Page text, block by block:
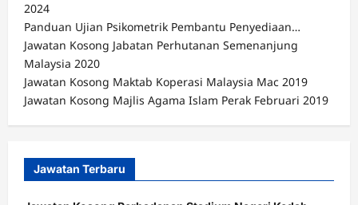
2024
Panduan Ujian Psikometrik Pembantu Penyediaan…
Jawatan Kosong Jabatan Perhutanan Semenanjung
Malaysia 2020
Jawatan Kosong Maktab Koperasi Malaysia Mac 2019
Jawatan Kosong Majlis Agama Islam Perak Februari 2019
Jawatan Terbaru